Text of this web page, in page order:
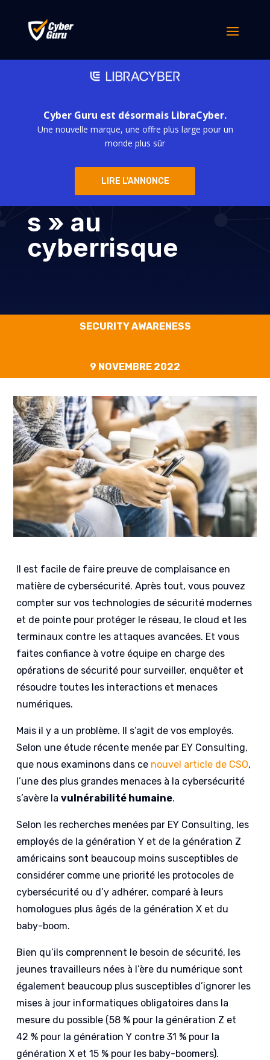
Cyber Guru est désormais LibraCyber.
Une nouvelle marque, une offre plus large pour un
monde plus sûr
LIRE L'ANNONCE
Les Gén Y et Gén
« désensibilisée
s » au
cyberrisque
SECURITY AWARENESS
9 NOVEMBRE 2022
Il est facile de faire preuve de complaisance en
matière de cybersécurité. Après tout, vous pouvez
compter sur vos technologies de sécurité modernes
et de pointe pour protéger le réseau, le cloud et les
terminaux contre les attaques avancées. Et vous
faites confiance à votre équipe en charge des
opérations de sécurité pour surveiller, enquêter et
résoudre toutes les interactions et menaces
numériques.
Mais il y a un problème. Il s’agit de vos employés.
Selon une étude récente menée par EY Consulting,
que nous examinons dans ce nouvel article de CSO,
l’une des plus grandes menaces à la cybersécurité
s’avère lavulnérabilité humaine.
Selon les recherches menées par EY Consulting, les
employés de la génération Y et de la génération Z
américains sont beaucoup moins susceptibles de
considérer comme une priorité les protocoles de
cybersécurité ou d’y adhérer, comparé à leurs
homologues plus âgés de la génération X et du
baby-boom.
Bien qu’ils comprennent le besoin de sécurité, les
jeunes travailleurs nées à l’ère du numérique sont
également beaucoup plus susceptibles d’ignorer les
mises à jour informatiques obligatoires dans la
mesure du possible (58 % pour la génération Z et
42 % pour la génération Y contre 31 % pour la
génération X et 15 % pour les baby-boomers).